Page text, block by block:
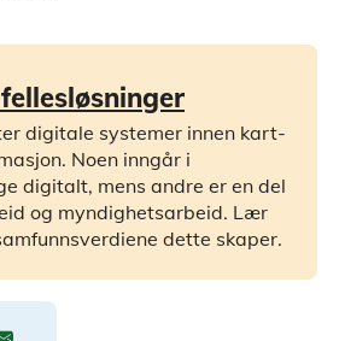
digitale systemer innen kart-
Noen inngår i
digitalt, mens andre er en del
og myndighetsarbeid. Lær
dette skaper.